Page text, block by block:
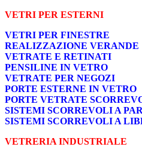
VETRI PER ESTERNI
VETRI PER FINESTRE
REALIZZAZIONE VERANDE
VETRATE E RETINATI
PENSILINE IN VETRO
VETRATE PER NEGOZI
PORTE ESTERNE IN VETRO
PORTE VETRATE
SISTEMI SCORREVOLI A
SISTEMI SCORREVOLI A
VETRERIA INDUSTRIALE